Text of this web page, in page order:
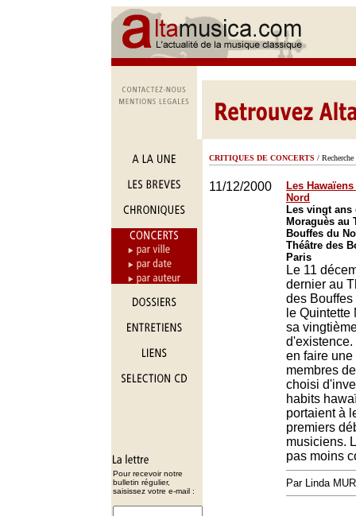
Pour recevoir notre
bulletin régulier,
saisissez votre e-mail :
CRITIQUES DE CONCERTS / Recherche
11/12/2000
Les
Nord
Les vingt ans
Moraguès au
Bouffes du
Théâtre des
Paris
Le 11
dernier au
des Bouffes
le Quintette
sa
en faire
membres
choisi
habits
portaient à
premiers
musiciens.
pas moins
Par Linda